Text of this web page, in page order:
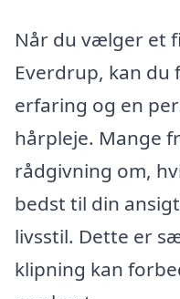
Når du vælger et
Everdrup, kan du
erfaring og en
hårpleje. Mange
rådgivning om,
bedst til din
livsstil. Dette er
klipning kan